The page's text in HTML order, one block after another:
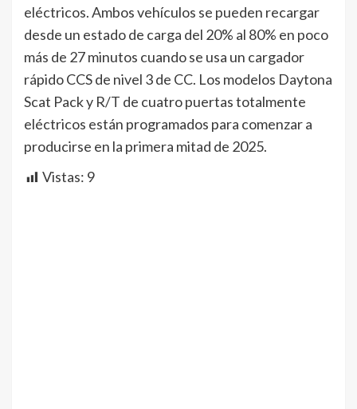
eléctricos. Ambos vehículos se pueden recargar
desde un estado de carga del 20% al 80% en poco
más de 27 minutos cuando se usa un cargador
rápido CCS de nivel 3 de CC. Los modelos Daytona
Scat Pack y R/T de cuatro puertas totalmente
eléctricos están programados para comenzar a
producirse en la primera mitad de 2025.
Vistas: 9